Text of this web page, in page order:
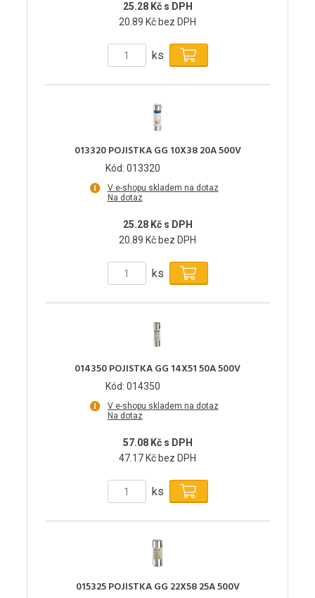
25.28 Kč s DPH
20.89 Kč bez DPH
ks
013320 POJISTKA GG 10X38 20A 500V
Kód: 013320
V e-shopu skladem na dotaz
Na dotaz
25.28 Kč s DPH
20.89 Kč bez DPH
ks
014350 POJISTKA GG 14X51 50A 500V
Kód: 014350
V e-shopu skladem na dotaz
Na dotaz
57.08 Kč s DPH
47.17 Kč bez DPH
ks
015325 POJISTKA GG 22X58 25A 500V